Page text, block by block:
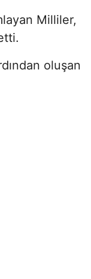
Milliler,
oluşan